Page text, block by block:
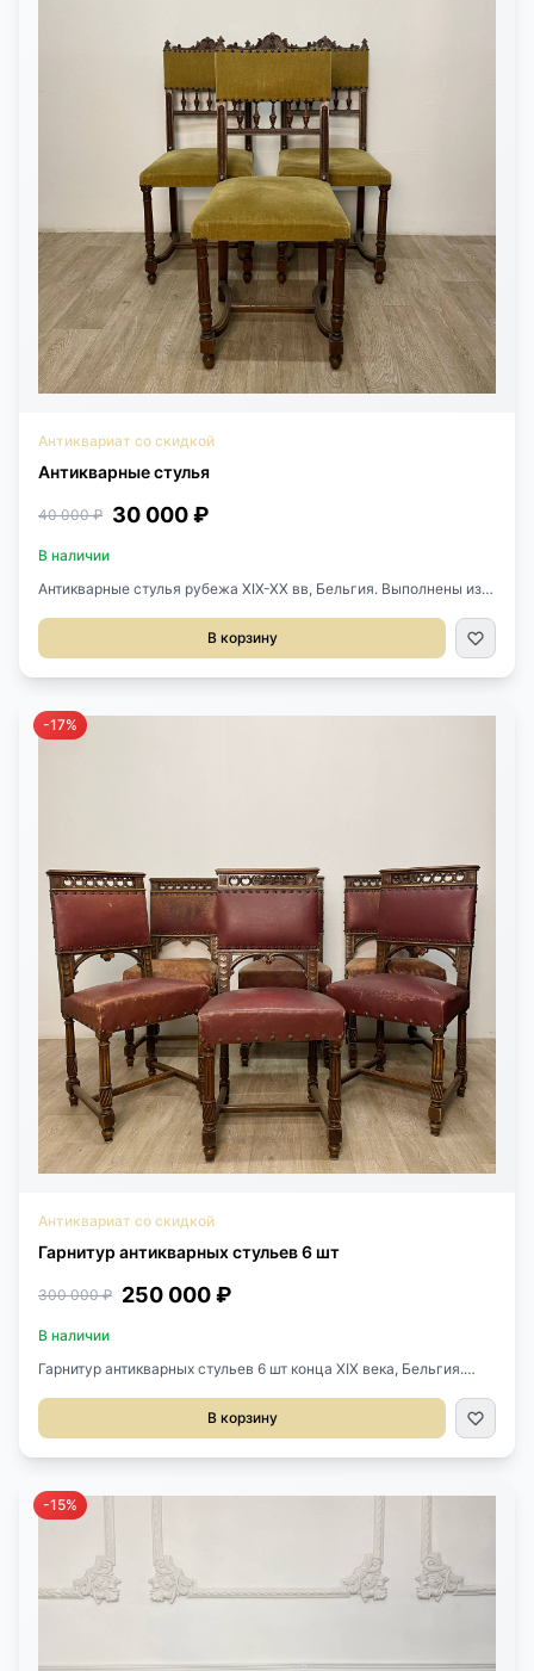
Антиквариат со скидкой
Антикварные стулья
40 000 ₽ 30 000 ₽
В наличии
Антикварные стулья рубежа XIX-XX вв, Бельгия. Выполнены из
лилий. В наличии 4 шт. Размер 42х41х95h см Цена за 1 шт.
В корзину
-17%
Антиквариат со скидкой
Гарнитур антикварных стульев 6 шт
300 000 ₽ 250 000 ₽
В наличии
Гарнитур антикварных стульев 6 шт конца XIX века, Бельгия.
Оригинальные фигурные гвозди. Размер 47х43х95h см
В корзину
-15%